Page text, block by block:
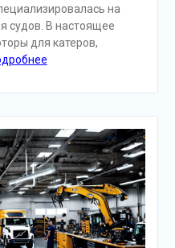
на
судов. В настоящее
для катеров,